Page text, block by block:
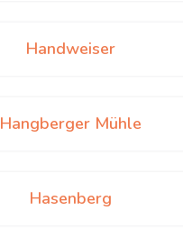
Handweiser
Hangberger Mühle
Hasenberg